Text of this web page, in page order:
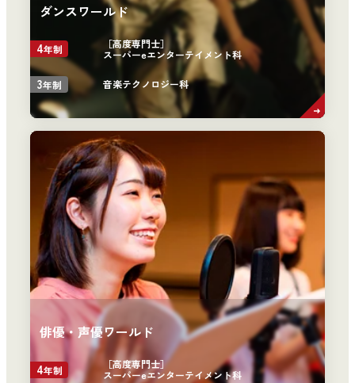
ダンスワールド
4年制
［高度専門士］
スーパーeエンターテイメント科
3年制 音楽テクノロジー科
俳優・声優ワールド
4年制
［高度専門士］
スーパーeエンターテイメント科